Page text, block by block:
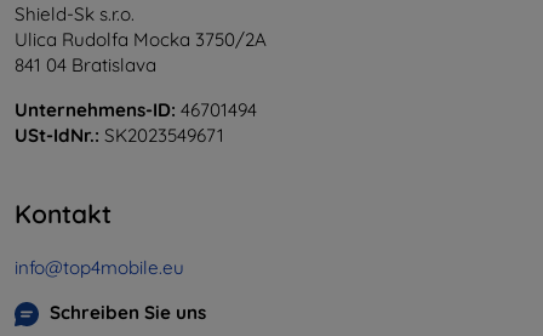
Shield-Sk s.r.o.
Ulica Rudolfa Mocka 3750/2A
841 04 Bratislava
Unternehmens-ID: 46701494
USt-IdNr.: SK2023549671
Kontakt
info@top4mobile.eu
Schreiben Sie uns